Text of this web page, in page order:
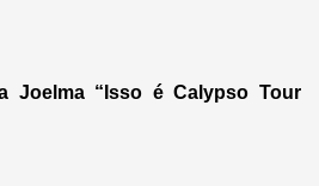
Joelma “Isso é Calypso Tour